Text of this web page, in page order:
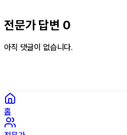
전문가 답변 0
아직 댓글이 없습니다.
홈